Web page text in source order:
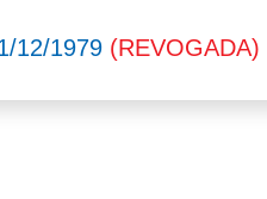
12/1979 (REVOGADA)